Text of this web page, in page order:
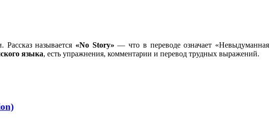
Рассказ называется «No Story» — что в переводе означает «Невыдуманная
языка, есть упражнения, комментарии и перевод трудных выражений.